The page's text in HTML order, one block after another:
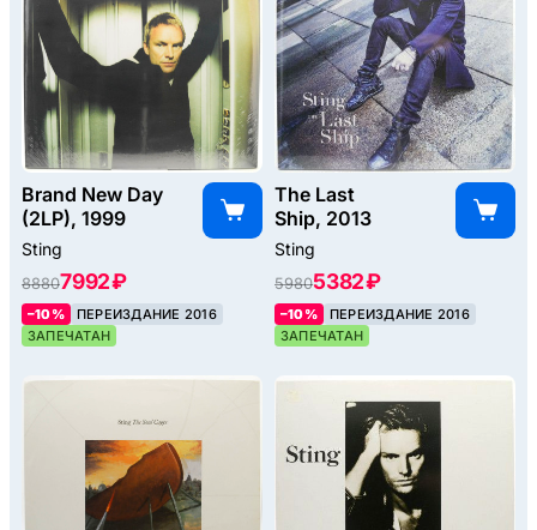
Brand New Day
(2LP), 1999
Sting
88807992 ₽
–10%
ПЕРЕИЗДАНИЕ 2016
ЗАПЕЧАТАН
The Last
Ship, 2013
Sting
59805382 ₽
–10%
ПЕРЕИЗДАНИЕ 2016
ЗАПЕЧАТАН